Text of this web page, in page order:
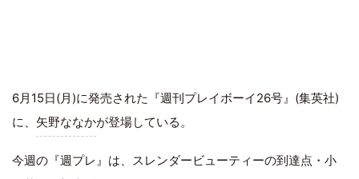
6月15日(月)に発売された『週刊プレイボーイ26号』(集英社)
に、 矢野ななかが登場している。
今週の『週プレ』は、スレンダービューティーの到達点・小